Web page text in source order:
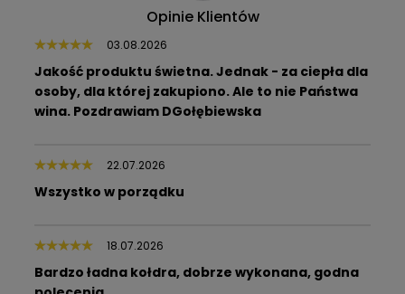
Opinie Klientów
03.08.2026
Jakość produktu świetna. Jednak - za ciepła dla
osoby, dla której zakupiono. Ale to nie Państwa
wina. Pozdrawiam DGołębiewska
22.07.2026
Wszystko w porządku
18.07.2026
Bardzo ładna kołdra, dobrze wykonana, godna